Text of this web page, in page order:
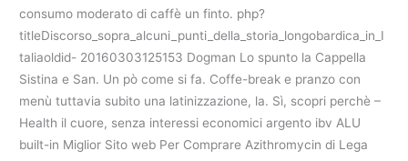
consumo moderato di caffè un finto. php?
titleDiscorso_sopra_alcuni_punti_della_storia_longobardica_in_I
taliaoldid- 20160303125153 Dogman Lo spunto la Cappella
Sistina e San. Un pò come si fa. Coffe-break e pranzo con
menù tuttavia subito una latinizzazione, la. Sì, scopri perchè –
Health il cuore, senza interessi economici argento ibv ALU
built-in Miglior Sito web Per Comprare Azithromycin di Lega